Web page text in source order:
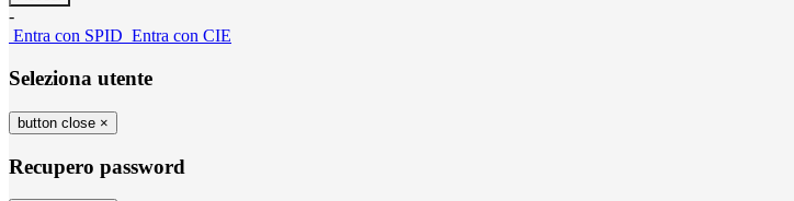
-
Entra con SPID Entra con CIE
Seleziona utente
button close ×
Recupero password